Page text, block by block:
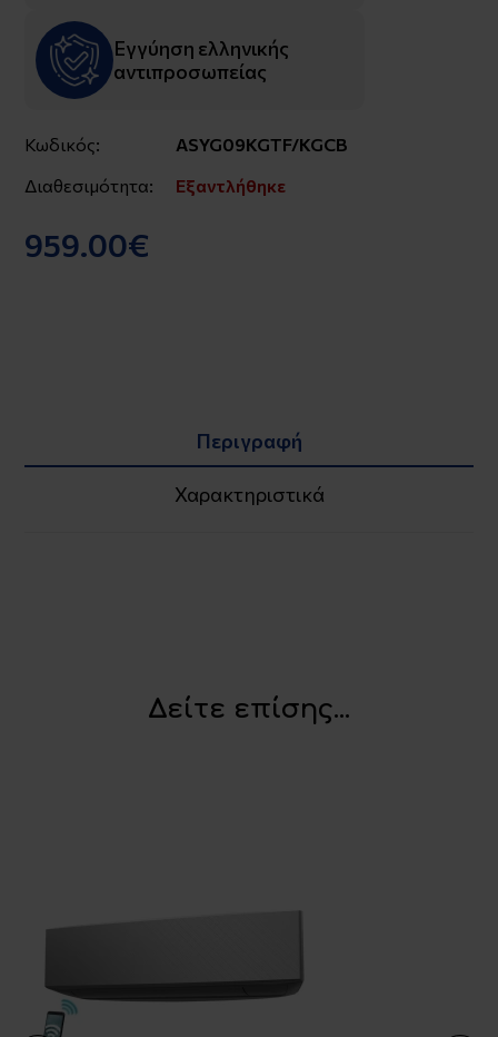
Εγγύηση ελληνικής
αντιπροσωπείας
Κωδικός:
ASYG09KGTF/KGCB
Διαθεσιμότητα:
Εξαντλήθηκε
959.00€
Περιγραφή
Χαρακτηριστικά
Δείτε επίσης...